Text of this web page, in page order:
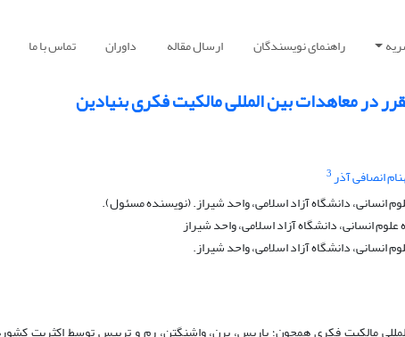
راهنمای نویسندگان ارسال مقاله داوران تماس با ما
در معاهدات بین المللی مالکیت فکری بنیادین
انصافی آذر3
انسانی، دانشگاه آزاد اسلامی، واحد شیراز. (نویسنده مسئول).
انسانی، دانشگاه آزاد اسلامی، واحد شیراز
دانشگاه آزاد اسلامی، واحد شیراز.